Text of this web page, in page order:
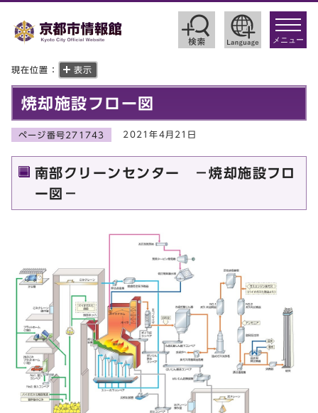
toggle
メニュー
現在位置： 表示
焼却施設フロー図
ページ番号271743 2021年4月21日
南部クリーンセンター －焼却施設フロ
ー図－